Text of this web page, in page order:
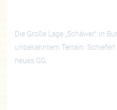
Die Große Lage „Schäwer“ in
unbekanntem Terrain:
neues GG.